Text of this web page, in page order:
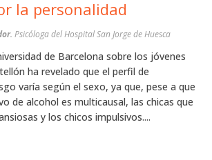
la personalidad
. Psicóloga del Hospital San Jorge de Huesca
de Barcelona sobre los jóvenes
ha revelado que el perfil de
varía según el sexo, ya que, pese a que
de alcohol es multicausal, las chicas que
y los chicos impulsivos....